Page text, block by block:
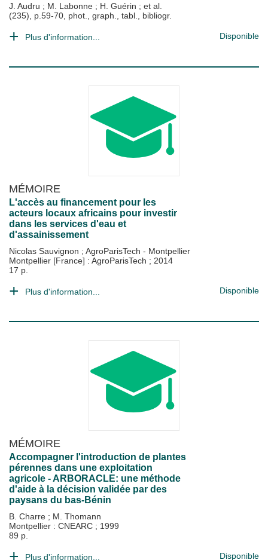
J. Audru ; M. Labonne ; H. Guérin ; et al.
(235), p.59-70, phot., graph., tabl., bibliogr.
Plus d'information... Disponible
MÉMOIRE
L'accès au financement pour les
acteurs locaux africains pour investir
dans les services d'eau et
d'assainissement
Nicolas Sauvignon ; AgroParisTech - Montpellier
Montpellier [France] : AgroParisTech ; 2014
17 p.
Plus d'information... Disponible
MÉMOIRE
Accompagner l'introduction de plantes
pérennes dans une exploitation
agricole - ARBORACLE: une méthode
d'aide à la décision validée par des
paysans du bas-Bénin
B. Charre ; M. Thomann
Montpellier : CNEARC ; 1999
89 p.
Plus d'information... Disponible